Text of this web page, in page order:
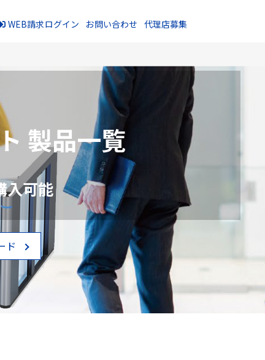
WEB請求ログイン お問い合わせ 代理店募集
製品一覧
入可能
ド